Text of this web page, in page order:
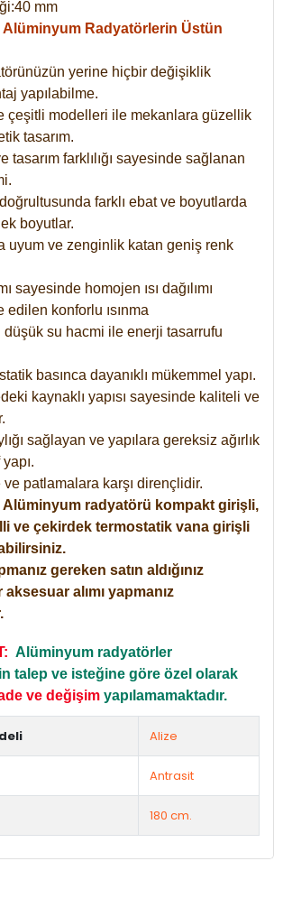
mm
Alüminyum Radyatörlerin Üstün
yerine hiçbir değişiklik
yapılabilme.
çeşitli modelleri ile mekanlara güzellik
tasarım.
tasarım farklılığı sayesinde sağlanan
farklı ebat ve boyutlarda
boyutlar.
uyum ve zenginlik katan geniş renk
sayesinde homojen ısı dağılımı
konforlu ısınma
su hacmi ile enerji tasarrufu
basınca dayanıklı mükemmel yapı.
kaynaklı yapısı sayesinde kaliteli ve
sağlayan ve yapılara gereksiz ağırlık
patlamalara karşı dirençlidir.
Alüminyum radyatörü kompakt girişli,
ve çekirdek termostatik vana girişli
gereken satın aldığınız
alımı yapmanız
Alüminyum radyatörler
talep ve isteğine göre özel olarak
ve değişim yapılamamaktadır.
Alize
Antrasit
180 cm.